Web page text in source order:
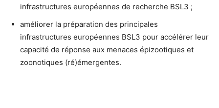
infrastructures européennes de recherche BSL3 ;
améliorer la préparation des principales
infrastructures européennes BSL3 pour accélérer leur
capacité de réponse aux menaces épizootiques et
zoonotiques (ré)émergentes.